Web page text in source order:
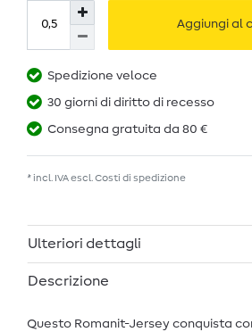
Aggiungi al
Spedizione veloce
30 giorni di diritto di recesso
Consegna gratuita da 80 €
* incl. IVA escl. Costi di spedizione
Ulteriori dettagli
Descrizione
Questo Romanit-Jersey conquista